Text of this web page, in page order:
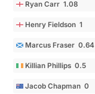
Ryan Carr 1.08
Henry Fieldson 1
Marcus Fraser 0.64
Killian Phillips 0.5
Jacob Chapman 0